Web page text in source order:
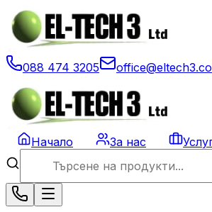
088 474 3205
Начало За нас